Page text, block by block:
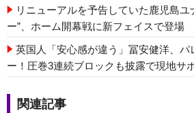
リニューアルを予告していた鹿児島ユ
ー”、ホーム開幕戦に新フェイスで登場
英国人「安心感が違う」冨安健洋、パ
ー！圧巻3連続ブロックも披露で現地サ
関連記事